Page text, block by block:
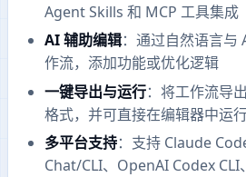
Agent Skills 和 MCP 工具集成
AI 辅助编辑：通过自然语言与
作流，添加功能或优化逻辑
一键导出与运行：将工作流导
格式，并可直接在编辑器中运
多平台支持：支持 Claude
Chat/CLI、OpenAI Codex